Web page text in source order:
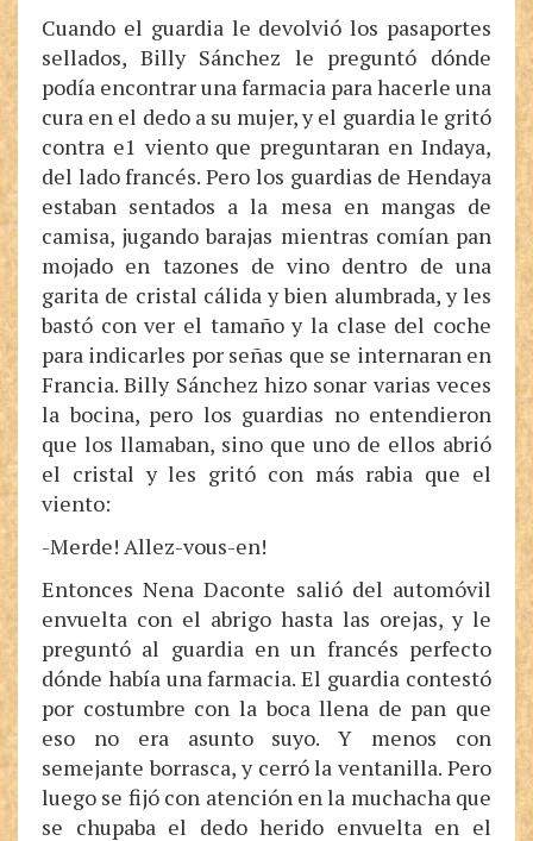
Cuando el guardia le devolvió los pasaportes
sellados, Billy Sánchez le preguntó dónde
podía encontrar una farmacia para hacerle una
cura en el dedo a su mujer, y el guardia le gritó
contra e1 viento que preguntaran en Indaya,
del lado francés. Pero los guardias de Hendaya
estaban sentados a la mesa en mangas de
camisa, jugando barajas mientras comían pan
mojado en tazones de vino dentro de una
garita de cristal cálida y bien alumbrada, y les
bastó con ver el tamaño y la clase del coche
para indicarles por señas que se internaran en
Francia. Billy Sánchez hizo sonar varias veces
la bocina, pero los guardias no entendieron
que los llamaban, sino que uno de ellos abrió
el cristal y les gritó con más rabia que el
viento:
-Merde! Allez-vous-en!
Entonces Nena Daconte salió del automóvil
envuelta con el abrigo hasta las orejas, y le
preguntó al guardia en un francés perfecto
dónde había una farmacia. El guardia contestó
por costumbre con la boca llena de pan que
eso no era asunto suyo. Y menos con
semejante borrasca, y cerró la ventanilla. Pero
luego se fijó con atención en la muchacha que
se chupaba el dedo herido envuelta en el